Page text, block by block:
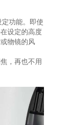
功能。即使
设定的高度
物镜的风
，再也不用